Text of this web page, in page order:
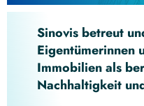
Sinovis betreut
Eigentümerinnen
Immobilien als
Nachhaltigkeit